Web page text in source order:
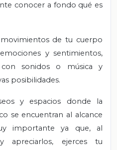
conocer a fondo qué es
de tu cuerpo
y sentimientos,
con sonidos o música y
posibilidades.
y espacios donde la
se encuentran al alcance
importante ya que, al
apreciarlos, ejerces tu